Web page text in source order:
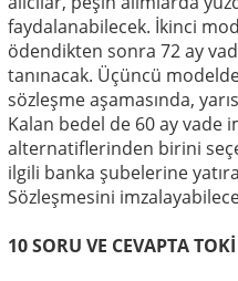
faydalanabilecek. İkinci
ödendikten sonra 72 ay
tanınacak. Üçüncü
sözleşme aşamasında,
Kalan bedel de 60 ay vade
alternatiflerinden birini
ilgili banka şubelerine
Sözleşmesini
10 SORU VE CEVAPTA